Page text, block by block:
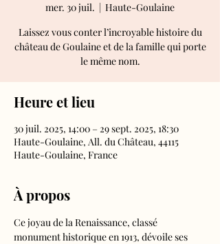
mer. 30 juil.
  |
Haute-Goulaine
Laissez vous conter l’incroyable histoire du
château de Goulaine et de la famille qui porte
le même nom.
Heure et lieu
30 juil. 2025, 14:00 – 29 sept. 2025, 18:30
Haute-Goulaine, All. du Château, 44115
Haute-Goulaine, France
À propos
Ce joyau de la Renaissance, classé
monument historique en 1913, dévoile ses